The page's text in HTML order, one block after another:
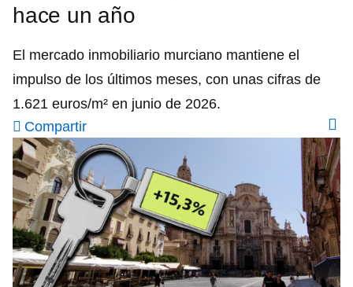
hace un año
El mercado inmobiliario murciano mantiene el
impulso de los últimos meses, con unas cifras de
1.621 euros/m² en junio de 2026.
Compartir